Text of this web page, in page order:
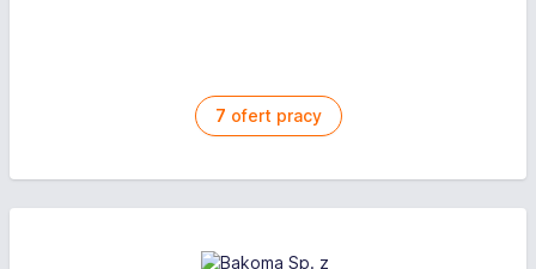
7 ofert pracy